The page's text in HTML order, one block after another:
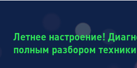
Летнее настроение!
полным разбором